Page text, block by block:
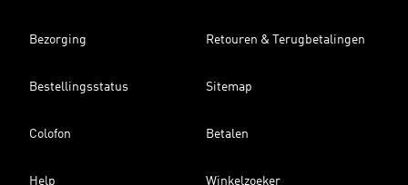
Bezorging Retouren & Terugbetalingen
Bestellingsstatus Sitemap
Colofon Betalen
Help Winkelzoeker